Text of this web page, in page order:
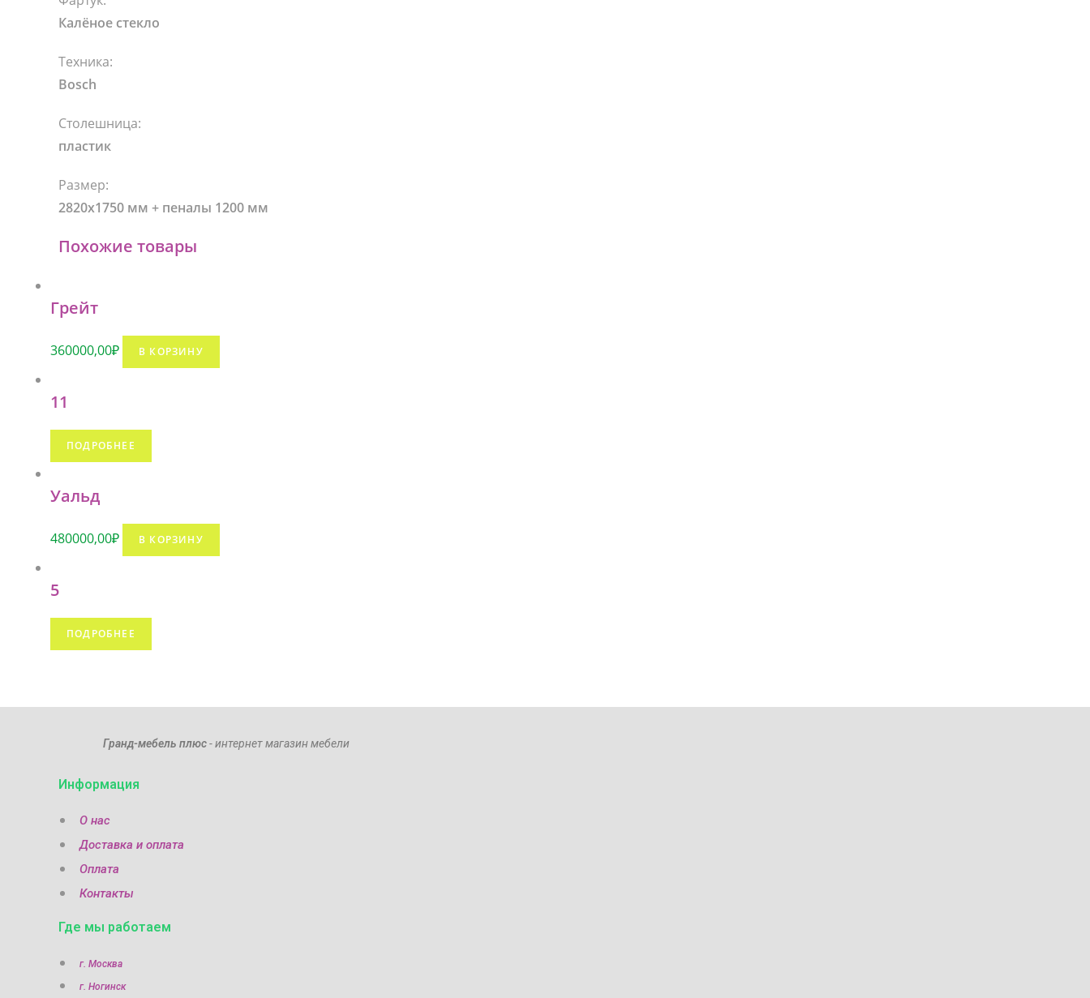
Калёное стекло
Техника:
Bosch
Столешница:
пластик
Размер:
2820х1750 мм + пеналы 1200 мм
Похожие товары
Грейт
360000,00₽ В КОРЗИНУ
11
ПОДРОБНЕЕ
Уальд
480000,00₽ В КОРЗИНУ
5
ПОДРОБНЕЕ
Гранд-мебель плюс- интернет магазин мебели
Информация
О нас
Доставка и оплата
Оплата
Контакты
Где мы работаем
г. Москва
г. Ногинск